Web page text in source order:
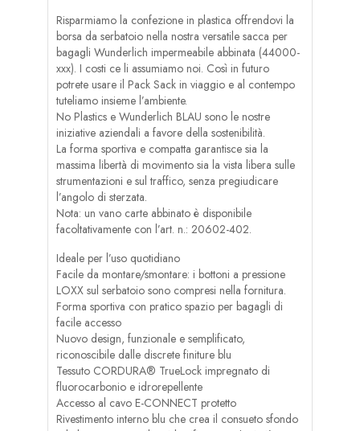
Risparmiamo la confezione in plastica offrendovi la
borsa da serbatoio nella nostra versatile sacca per
bagagli Wunderlich impermeabile abbinata (44000-
xxx). I costi ce li assumiamo noi. Così in futuro
potrete usare il Pack Sack in viaggio e al contempo
tuteliamo insieme l’ambiente.
No Plastics e Wunderlich BLAU sono le nostre
iniziative aziendali a favore della sostenibilità.
La forma sportiva e compatta garantisce sia la
massima libertà di movimento sia la vista libera sulle
strumentazioni e sul traffico, senza pregiudicare
l’angolo di sterzata.
Nota: un vano carte abbinato è disponibile
facoltativamente con l’art. n.: 20602-402.
Ideale per l’uso quotidiano
Facile da montare/smontare: i bottoni a pressione
LOXX sul serbatoio sono compresi nella fornitura.
Forma sportiva con pratico spazio per bagagli di
facile accesso
Nuovo design, funzionale e semplificato,
riconoscibile dalle discrete finiture blu
Tessuto CORDURA® TrueLock impregnato di
fluorocarbonio e idrorepellente
Accesso al cavo E-CONNECT protetto
Rivestimento interno blu che crea il consueto sfondo